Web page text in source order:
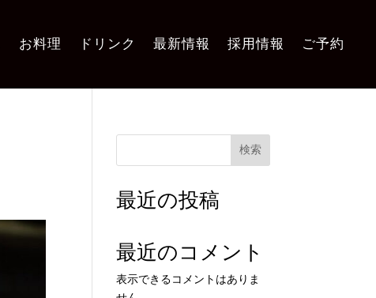
お料理 ドリンク 最新情報 採用情報 ご予約
検索
最近の投稿
最近のコメント
表示できるコメントはありま